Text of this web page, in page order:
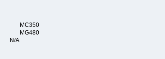
MC350
MG480
A